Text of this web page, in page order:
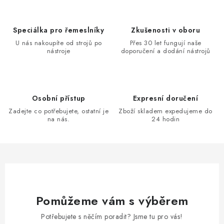
Speciálka pro řemeslníky
U nás nakoupíte od strojů po
nástroje
Zkušenosti v oboru
Přes 30 let fungují naše
doporučení a dodání nástrojů
Osobní přístup
Zadejte co potřebujete, ostatní je
na nás.
Expresní doručení
Zboží skladem expedujeme do
24 hodin
Pomůžeme vám s výběrem
Potřebujete s něčím poradit? Jsme tu pro vás!